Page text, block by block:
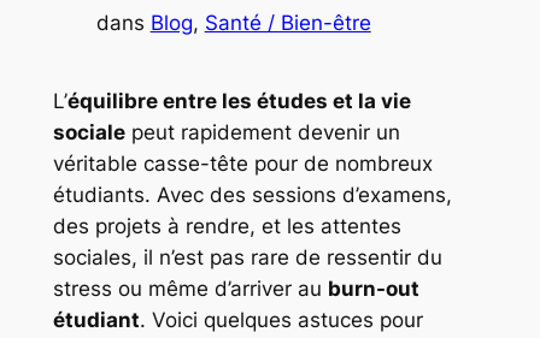
dans Blog, Santé / Bien-être
L’équilibre entre les études et la vie
socialepeut rapidement devenir un
véritable casse-tête pour de nombreux
étudiants. Avec des sessions d’examens,
des projets à rendre, et les attentes
sociales, il n’est pas rare de ressentir du
stress ou même d’arriver au burn-out
étudiant. Voici quelques astuces pour